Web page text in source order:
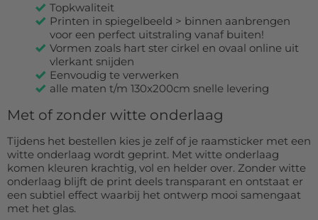
60x90 cm € 73,95
64x90.50 cm € 78,95
70x100 cm nu € 79,99
100x150 cm € 188,95
120x200 cm € 296,95
130x200 cm € 320,95
Topkwaliteit
Printen in spiegelbeeld > binnen aanbrengen
voor een perfect uitstraling vanaf buiten!
Vormen zoals hart ster cirkel en ovaal online uit
vlerkant snijden
Eenvoudig te verwerken
alle maten t/m 130x200cm snelle levering
Met of zonder witte onderlaag
Tijdens het bestellen kies je zelf of je raamsticker met een
witte onderlaag wordt geprint. Met witte onderlaag
komen kleuren krachtig, vol en helder over. Zonder witte
onderlaag blijft de print deels transparant en ontstaat er
een subtiel effect waarbij het ontwerp mooi samengaat
met het glas.